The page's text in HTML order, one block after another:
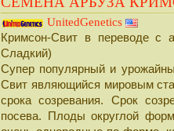
UnitedGenetics
Кримсон-Свит в переводе с
Сладкий)
Супер популярный и
Свит являющийся мировым
срока созревания. Срок
посева. Плоды округлой